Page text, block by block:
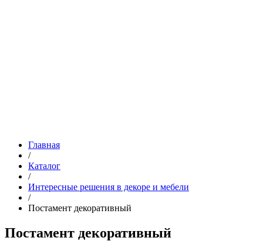
Главная
/
Каталог
/
Интересные решения в декоре и мебели
/
Постамент декоративный
Постамент декоративный